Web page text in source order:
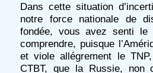
Dans cette situation
notre force nationale de
fondée, vous avez senti
comprendre, puisque
et viole allégrement le
CTBT, que la Russie, non